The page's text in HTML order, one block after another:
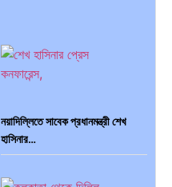
নয়াদিল্লিতে সাবেক প্রধানমন্ত্রী শেখ
হাসিনার…